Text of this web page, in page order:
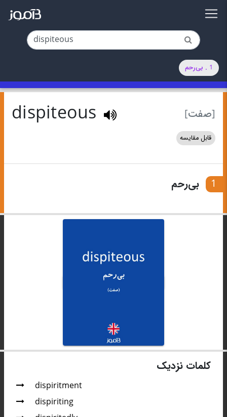
1 . بی‌رحم
[صفت] dispiteous
قابل مقایسه
1 بی‌رحم
کلمات نزدیک
dispiritment
dispiriting